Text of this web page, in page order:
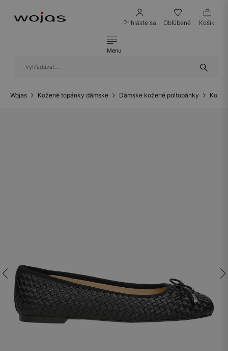
Prihláste sa Obľúbené Košík
Menu
Wojas Kožené topánky dámske Dámske kožené poltopánky